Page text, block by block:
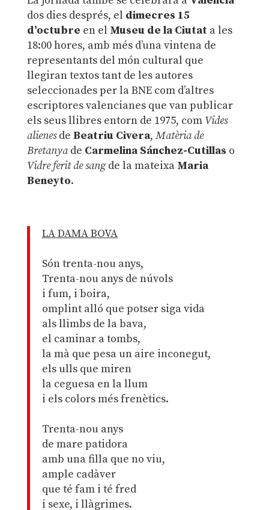
dos dies després, el dimecres 15
d’octubre en el Museu de la Ciutata les
18:00 hores, amb més d’una vintena de
representants del món cultural que
llegiran textos tant de les autores
seleccionades per la BNE com d’altres
escriptores valencianes que van publicar
els seus llibres entorn de 1975, com Vides
alienesde Beatriu Civera, Matèria de
Bretanyade Carmelina Sánchez-Cutillas o
Vidre ferit de sangde la mateixa Maria
Beneyto.
LA DAMA BOVA
Són trenta-nou anys,
Trenta-nou anys de núvols
i fum, i boira,
omplint alló que potser siga vida
als llimbs de la bava,
el caminar a tombs,
la mà que pesa un aire inconegut,
els ulls que miren
la ceguesa en la llum
i els colors més frenètics.
Trenta-nou anys
de mare patidora
amb una filla que no viu,
ample cadàver
que té fam i té fred
i sexe, i llàgrimes.